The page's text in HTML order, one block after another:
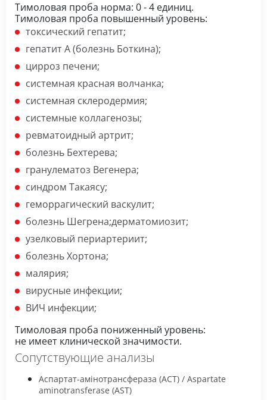
Тимоловая проба норма: 0 - 4 единиц.
Тимоловая проба повышенный уровень:
токсический гепатит;
гепатит A (болезнь Боткина);
цирроз печени;
системная красная волчанка;
системная склеродермия;
системные коллагенозы;
ревматоидный артрит;
болезнь Бехтерева;
гранулематоз Вегенера;
синдром Такаясу;
геморрагический васкулит;
болезнь Шегрена;дерматомиозит;
узелковый периартериит;
болезнь Хортона;
малярия;
вирусные инфекции;
ВИЧ инфекции;
Тимоловая проба пониженный уровень:
не имеет клинической значимости.
Сопутствующие анализы
Аспартат-амінотрансфераза (АСТ) / Aspartate
aminotransferase (AST)